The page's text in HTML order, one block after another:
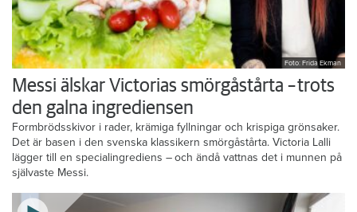
Foto: Frida Ekman
Messi älskar Victorias smörgåstårta – trots
den galna ingrediensen
Formbrödsskivor i rader, krämiga fyllningar och krispiga grönsaker.
Det är basen i den svenska klassikern smörgåstårta. Victoria Lalli
lägger till en specialingrediens – och ändå vattnas det i munnen på
självaste Messi.